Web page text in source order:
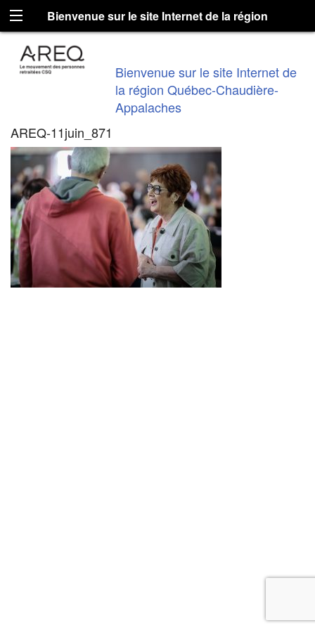
Bienvenue sur le site Internet de la région
Québec-Chaudière-Appalaches
Bienvenue sur le site Internet de
la région Québec-Chaudière-
Appalaches
AREQ-11juin_871